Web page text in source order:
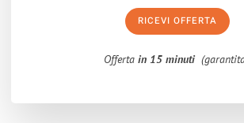
RICEVI OFFERTA
Offerta in 15 minuti